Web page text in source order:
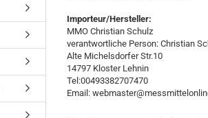
Importeur/Hersteller:
MMO Christian Schulz
verantwortliche Person: Christian
Alte Michelsdorfer Str.10
14797 Kloster Lehnin
Tel:00493382707470
Email: